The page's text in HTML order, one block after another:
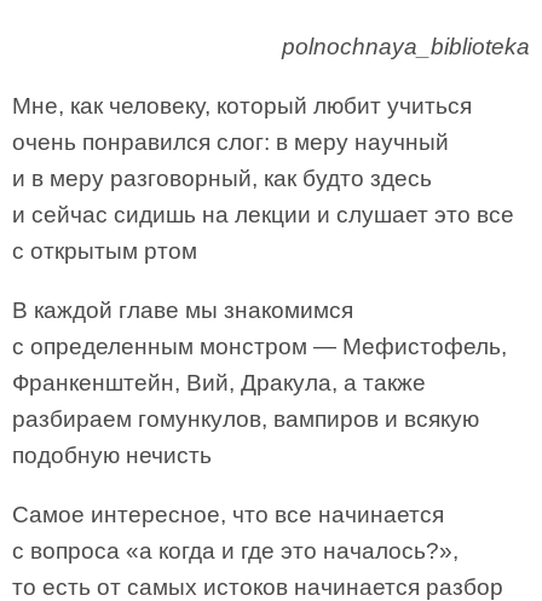
polnochnaya_biblioteka
Мне, как человеку, который любит учиться
очень понравился слог: в меру научный
и в меру разговорный, как будто здесь
и сейчас сидишь на лекции и слушает это все
с открытым ртом
В каждой главе мы знакомимся
с определенным монстром — Мефистофель,
Франкенштейн, Вий, Дракула, а также
разбираем гомункулов, вампиров и всякую
подобную нечисть
Самое интересное, что все начинается
с вопроса «а когда и где это началось?»,
то есть от самых истоков начинается разбор